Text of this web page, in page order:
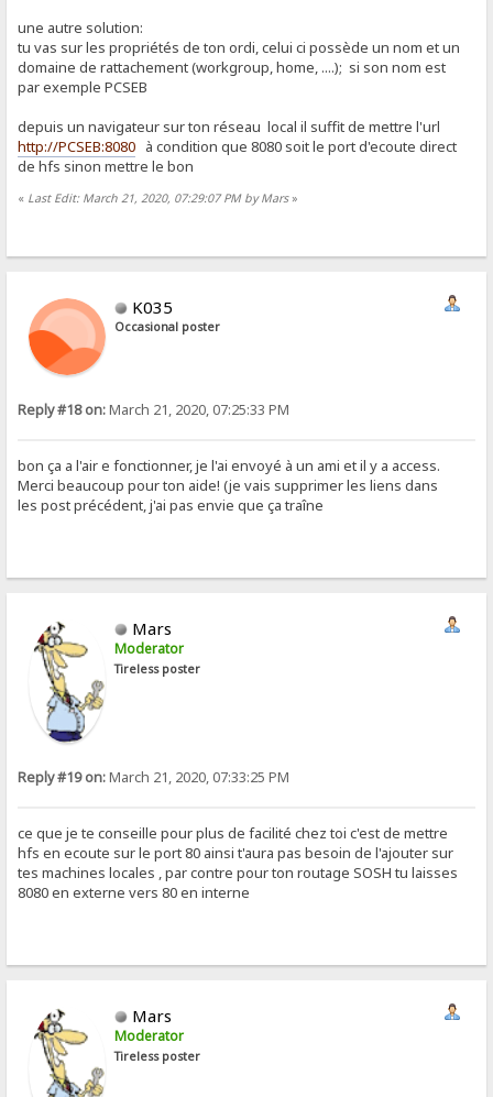
une autre solution:
tu vas sur les propriétés de ton ordi, celui ci possède un nom et un
domaine de rattachement (workgroup, home, ....); si son nom est
par exemple PCSEB
depuis un navigateur sur ton réseau local il suffit de mettre l'url
http://PCSEB:8080 à condition que 8080 soit le port d'ecoute direct
de hfs sinon mettre le bon
« Last Edit: March 21, 2020, 07:29:07 PM by Mars»
K035
Occasional poster
Reply #18 on:March 21, 2020, 07:25:33 PM
bon ça a l'air e fonctionner, je l'ai envoyé à un ami et il y a access.
Merci beaucoup pour ton aide! (je vais supprimer les liens dans
les post précédent, j'ai pas envie que ça traîne
Mars
Moderator
Tireless poster
Reply #19 on:March 21, 2020, 07:33:25 PM
ce que je te conseille pour plus de facilité chez toi c'est de mettre
hfs en ecoute sur le port 80 ainsi t'aura pas besoin de l'ajouter sur
tes machines locales , par contre pour ton routage SOSH tu laisses
8080 en externe vers 80 en interne
Mars
Moderator
Tireless poster